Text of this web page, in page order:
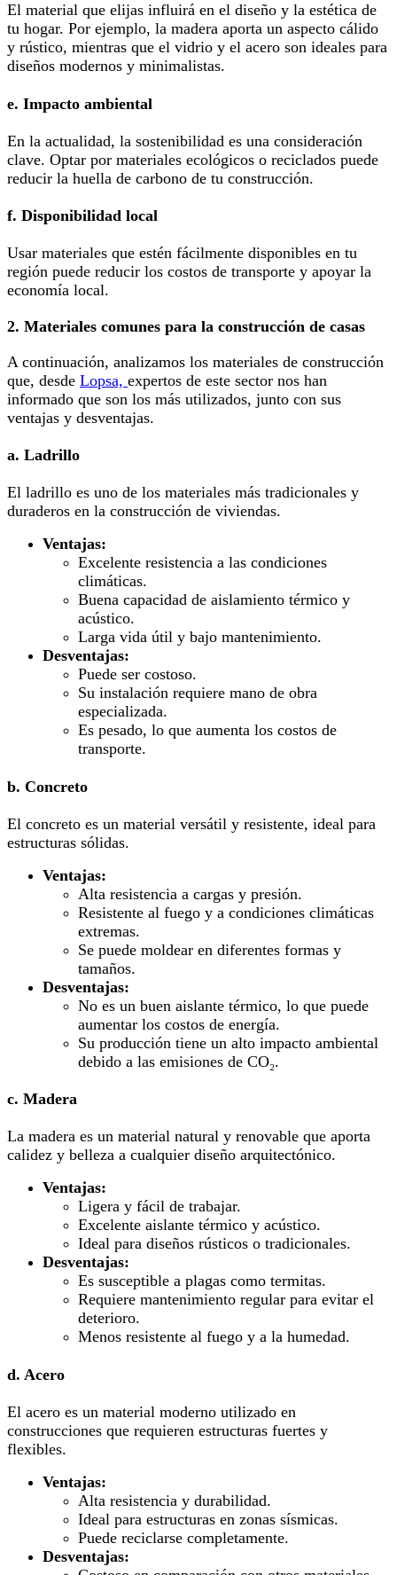
El material que elijas influirá en el diseño y la estética de
tu hogar. Por ejemplo, la madera aporta un aspecto cálido
y rústico, mientras que el vidrio y el acero son ideales para
diseños modernos y minimalistas.
e. Impacto ambiental
En la actualidad, la sostenibilidad es una consideración
clave. Optar por materiales ecológicos o reciclados puede
reducir la huella de carbono de tu construcción.
f. Disponibilidad local
Usar materiales que estén fácilmente disponibles en tu
región puede reducir los costos de transporte y apoyar la
economía local.
2. Materiales comunes para la construcción de casas
A continuación, analizamos los materiales de construcción
que, desde Lopsa, expertos de este sector nos han
informado que son los más utilizados, junto con sus
ventajas y desventajas.
a. Ladrillo
El ladrillo es uno de los materiales más tradicionales y
duraderos en la construcción de viviendas.
Ventajas:
Excelente resistencia a las condiciones
climáticas.
Buena capacidad de aislamiento térmico y
acústico.
Larga vida útil y bajo mantenimiento.
Desventajas:
Puede ser costoso.
Su instalación requiere mano de obra
especializada.
Es pesado, lo que aumenta los costos de
transporte.
b. Concreto
El concreto es un material versátil y resistente, ideal para
estructuras sólidas.
Ventajas:
Alta resistencia a cargas y presión.
Resistente al fuego y a condiciones climáticas
extremas.
Se puede moldear en diferentes formas y
tamaños.
Desventajas:
No es un buen aislante térmico, lo que puede
aumentar los costos de energía.
Su producción tiene un alto impacto ambiental
debido a las emisiones de CO₂.
c. Madera
La madera es un material natural y renovable que aporta
calidez y belleza a cualquier diseño arquitectónico.
Ventajas:
Ligera y fácil de trabajar.
Excelente aislante térmico y acústico.
Ideal para diseños rústicos o tradicionales.
Desventajas:
Es susceptible a plagas como termitas.
Requiere mantenimiento regular para evitar el
deterioro.
Menos resistente al fuego y a la humedad.
d. Acero
El acero es un material moderno utilizado en
construcciones que requieren estructuras fuertes y
flexibles.
Ventajas:
Alta resistencia y durabilidad.
Ideal para estructuras en zonas sísmicas.
Puede reciclarse completamente.
Desventajas: